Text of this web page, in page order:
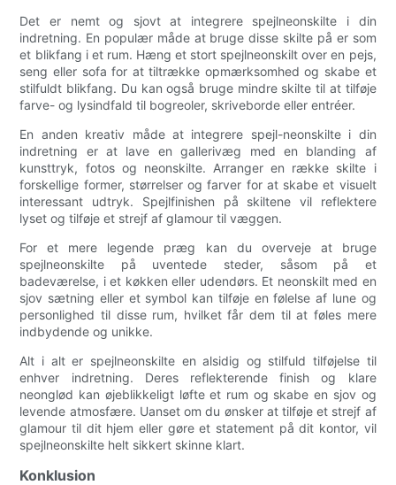
Det er nemt og sjovt at integrere spejlneonskilte i din
indretning. En populær måde at bruge disse skilte på er som
et blikfang i et rum. Hæng et stort spejlneonskilt over en pejs,
seng eller sofa for at tiltrække opmærksomhed og skabe et
stilfuldt blikfang. Du kan også bruge mindre skilte til at tilføje
farve- og lysindfald til bogreoler, skriveborde eller entréer.
En anden kreativ måde at integrere spejl-neonskilte i din
indretning er at lave en gallerivæg med en blanding af
kunsttryk, fotos og neonskilte. Arranger en række skilte i
forskellige former, størrelser og farver for at skabe et visuelt
interessant udtryk. Spejlfinishen på skiltene vil reflektere
lyset og tilføje et strejf af glamour til væggen.
For et mere legende præg kan du overveje at bruge
spejlneonskilte på uventede steder, såsom på et
badeværelse, i et køkken eller udendørs. Et neonskilt med en
sjov sætning eller et symbol kan tilføje en følelse af lune og
personlighed til disse rum, hvilket får dem til at føles mere
indbydende og unikke.
Alt i alt er spejlneonskilte en alsidig og stilfuld tilføjelse til
enhver indretning. Deres reflekterende finish og klare
neonglød kan øjeblikkeligt løfte et rum og skabe en sjov og
levende atmosfære. Uanset om du ønsker at tilføje et strejf af
glamour til dit hjem eller gøre et statement på dit kontor, vil
spejlneonskilte helt sikkert skinne klart.
Konklusion